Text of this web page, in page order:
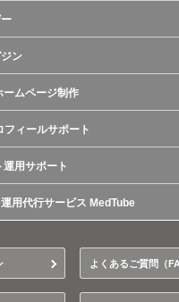
ン
ームページ制作
ィールサポート
用サポート
用代行サービス MedTube
よくあるご質問（